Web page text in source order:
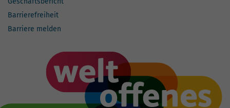
Barrierefreiheit
Barriere melden